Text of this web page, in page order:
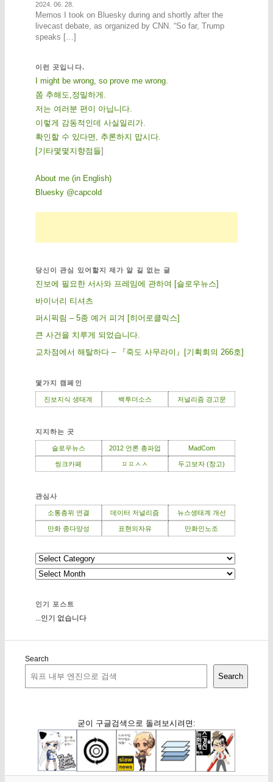
2024. 06. 28.
Memos I took on Bluesky during and shortly after the
livecast debate, as organized by CNN. “So far, Trump
speaks […]
이런 곳입니다.
I might be wrong, so prove me wrong.
쫌 추해도,정밀하게.
저는 여러분 편이 아닙니다.
이렇게 감동적인데 사실일리가.
확인할 수 있다면, 추론하지 맙시다.
[기 타몇 몇 지 향점 들]
About me (in English)
Bluesky @capcold
당신이 관심 있어할지 제가 알 길 없는 글
진보에 필요한 서사와 프레임에 관하여 [슬로우뉴스]
바이너리 티셔츠
퍼시픽림 – 5종 예거 피겨 [히어로클릭스]
큰 사건을 치루게 되었습니다.
교차점에서 해탈하다 – 『죽도 사무라이』[기획회의 266호]
몇가지 캠페인
진보지식 생태계 백투더소스 저널리즘 경고문
지지하는 곳
슬로우뉴스 2012 언론 총파업 MadCom
씽크카페 ㅍㅍㅅㅅ 두고보자 (창고)
관심사
소통층위 연결 데이터 저널리즘 뉴스생태계 개선
만화 종다양성 표현의자유 만화인노조
인기 포스트
...인기 없습니다
Search
Search
굳이 구글검색으로 돌려보시려면: